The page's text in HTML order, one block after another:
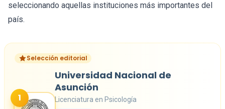
seleccionando aquellas instituciones más importantes del
país.
Selección editorial
1
Universidad Nacional de
Asunción
Licenciatura en Psicología